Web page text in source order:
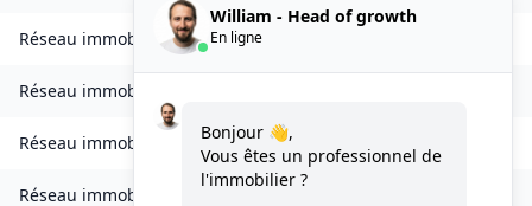
Réseau immobilierCorlier (01110
Réseau immobilier
Réseau immobilier Cormoz(01560)
Réseau immobilier
William - Head of growth
En ligne
Bonjour 👋,
Vous êtes un professionnel de
l'immobilier ?